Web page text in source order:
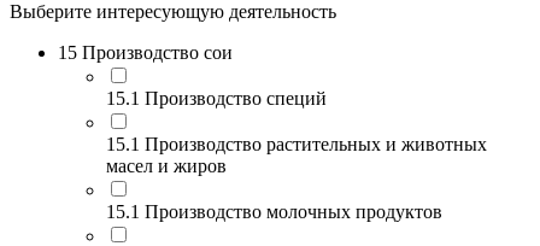
Выберите интересующую деятельность
15 Производство сои
15.1 Производство специй
15.1 Производство растительных и животных
масел и жиров
15.1 Производство молочных продуктов